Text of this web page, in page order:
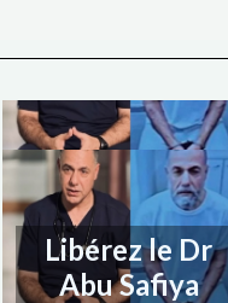
Libérez le Dr
Abu Safiya